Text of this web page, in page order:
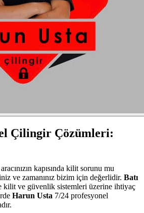
Çilingir Çözümleri:
kapısında kilit sorunu mu
ve zamanınız bizim için değerlidir. Batı
kilit ve güvenlik sistemleri üzerine ihtiyaç
Harun Usta 7/24 profesyonel